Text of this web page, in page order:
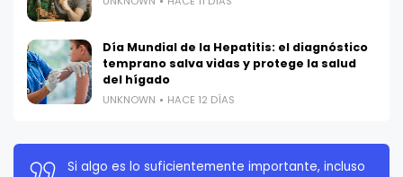
Día Mundial de la Hepatitis: el diagnóstico
temprano salva vidas y protege la salud
del hígado
UNKNOWN HACE 12 DÍAS
Si algo es lo suficientemente importante, incluso